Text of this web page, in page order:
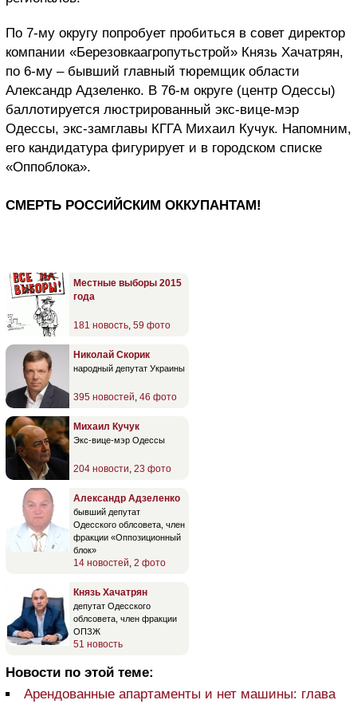
По 7-му округу попробует пробиться в совет директор
компании «Березовкаагропутьстрой» Князь Хачатрян,
по 6-му – бывший главный тюремщик области
Александр Адзеленко. В 76-м округе (центр Одессы)
баллотируется люстрированный экс-вице-мэр
Одессы, экс-замглавы КГГА Михаил Кучук. Напомним,
его кандидатура фигурирует и в городском списке
«Оппоблока».
СМЕРТЬ РОССИЙСКИМ ОККУПАНТАМ!
Местные выборы 2015
года
181 новость 59 фото
Николай Скорик
народный депутат Украины
395 новостей 46 фото
Михаил Кучук
Экс-вице-мэр Одессы
204 новости 23 фото
Александр Адзеленко
бывший депутат
Одесского облсовета, член
фракции «Оппозиционный
блок»
14 новостей 2 фото
Князь Хачатрян
депутат Одесского
облсовета, член фракции
ОПЗЖ
51 новость
Новости по этой теме:
Арендованные апартаменты и нет машины: глава